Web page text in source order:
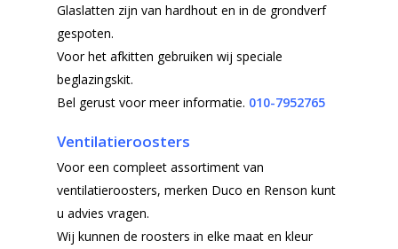
Glaslatten zijn van hardhout en in de grondverf
gespoten.
Voor het afkitten gebruiken wij speciale
beglazingskit.
Bel gerust voor meer informatie. 010-7952765
Ventilatieroosters
Voor een compleet assortiment van
ventilatieroosters, merken Duco en Renson kunt
u advies vragen.
Wij kunnen de roosters in elke maat en kleur